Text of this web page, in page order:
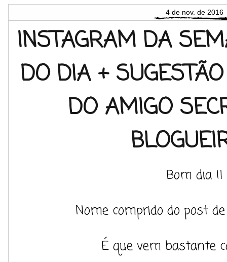
4 de nov. de 2016
INSTAGRAM DA
DO DIA +
DO AMIGO
Bom dia !!
Nome comprido do post
É que vem bastante